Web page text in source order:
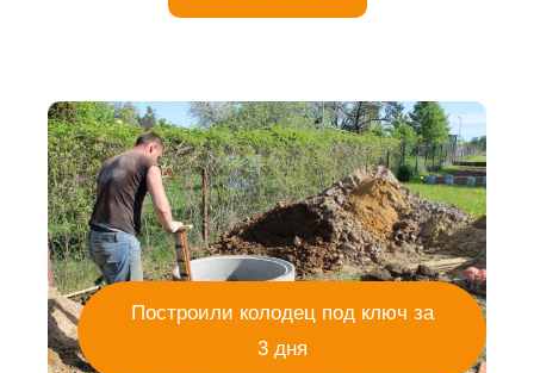
Построили колодец под ключ за
3 дня